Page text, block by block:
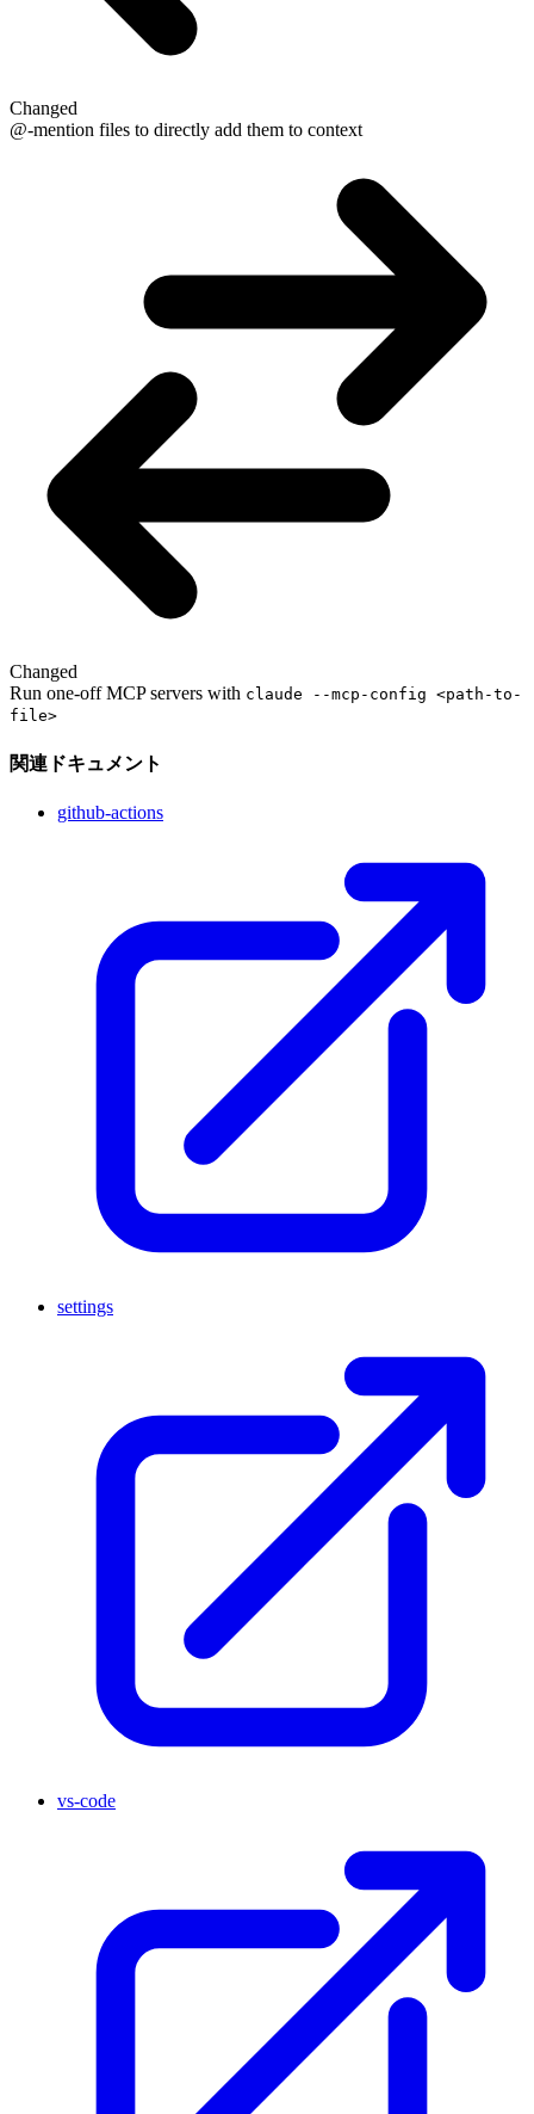
Changed
@-mention files to directly add them to context
Changed
Run one-off MCP servers with claude --mcp-config <path-to-
file>
関連ドキュメント
github-actions
settings
vs-code